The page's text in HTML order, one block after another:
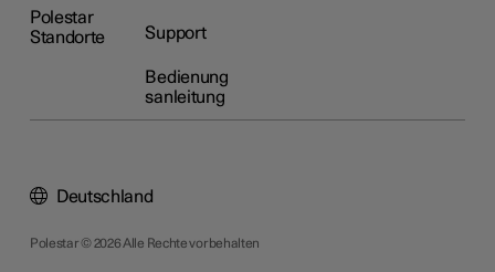
Polestar
Standorte
Support
Bedienung
sanleitung
Polestar © 2026 Alle Rechte vorbehalten
Deutschland